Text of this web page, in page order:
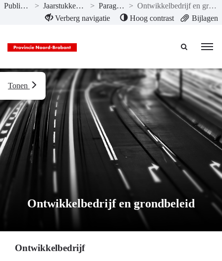
Naar hoofdinhoud
Publicaties > Jaarstukken 2023 > Paragrafen >
Ontwikkelbedrijf en grondbeleid
Verberg navigatie
Hoog contrast Bijlagen
Ontwikkelbedrijf en grondbeleid
Tonen
Ontwikkelbedrijf